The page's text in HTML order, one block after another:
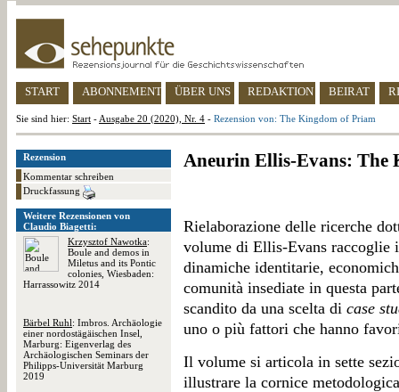
START ABONNEMENT ÜBER UNS REDAKTION BEIRAT
Sie sind hier: Start - Ausgabe 20 (2020), Nr. 4 - Rezension von: The Kingdom of Priam
Rezension
Kommentar schreiben
Druckfassung
Weitere Rezensionen von
Claudio Biagetti:
Krzysztof Nawotka:
Boule and demos in
Miletus and its Pontic
colonies, Wiesbaden:
Harrassowitz 2014
Bärbel Ruhl: Imbros. Archäologie
einer nordostägäischen Insel,
Marburg: Eigenverlag des
Archäologischen Seminars der
Philipps-Universität Marburg
2019
Aneurin Ellis-Evans: The
Rielaborazione delle ricerche
volume di Ellis-Evans raccoglie
dinamiche identitarie,
comunità insediate in questa
scandito da una scelta di case
uno o più fattori che hanno
Il volume si articola in sette
illustrare la cornice